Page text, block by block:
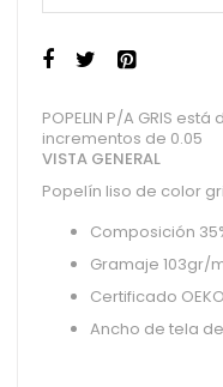
POPELIN P/A GRIS
incrementos de 0.05
VISTA GENERAL
Popelín liso de color
Composición
Gramaje 103gr/
Certificado OEKO
Ancho de tela